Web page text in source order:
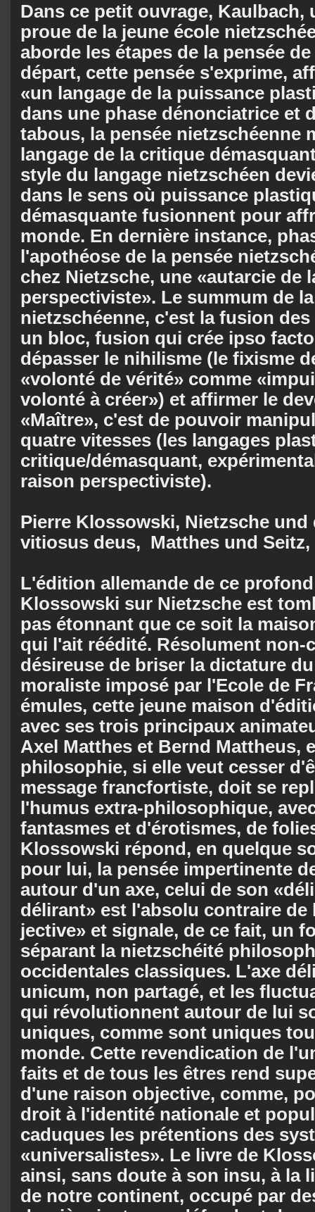
Dans ce petit ouvrage, Kaulbach,
proue de la jeune école
aborde les étapes de la pensée
départ, cette pensée s'exprime,
«un langage de la puissance
dans une phase dénonciatrice et
tabous, la pensée nietz­schéen­ne
langage de la critique
style du langage nietzschéen
dans le sens où puissance
démasquante fusionnent pour
monde. En dernière instance,
l'apothéose de la pensée
chez Nietzsche, une «autarcie de
perspectiviste». Le summum de
nietzschéenne, c'est la fusion
un bloc, fusion qui crée ipso
dépasser le ni­hi­lis­me (le fixisme
«volonté de vérité» comme
volonté à créer») et affirmer le
«Maître», c'est de pouvoir
quatre vi­tesses (les langages
critique/démasquant,
raison perspectiviste).
Pierre Klossowski, Nietzsche
vitiosus deus, Matthes und Seitz,
L'édition allemande de ce
Klossowski sur Nietzsche est
pas éton­nant que ce soit la
qui l'ait réédité. Résolument non-
désireuse de bri­ser la dictature
moraliste imposé par l'Ecole de
émules, cette jeune maison
avec ses trois principaux
Axel Matthes et Bernd Mat­theus,
philosophie, si elle veut cesser
message francfortiste, doit se
l'humus extra-philosophique,
fantasmes et d'érotismes, de
Klossowski répond, en quelque
pour lui, la pensée imperti­nente
au­tour d'un axe, celui de son
délirant» est l'absolu contraire
jective» et signale, de ce fait, un
séparant la nietzschéité
occi­dentales clas­siques. L'axe
unicum, non partagé, et les
qui révo­lutionnent autour de lui
uniques, comme sont uniques
monde. Cette re­ven­dication de
faits et de tous les êtres rend
d'une raison objective, comme,
droit à l'identité nationale et
caduques les prétentions des
«universalistes». Le livre de
ainsi, sans doute à son insu, à la
de notre continent, occupé par